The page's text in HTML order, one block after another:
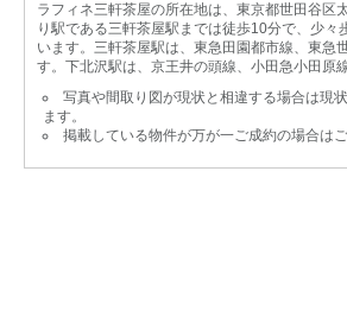
ラフィネ三軒茶屋の所在地は、東京都世田谷区
り駅である三軒茶屋駅までは徒歩10分で、少々
います。三軒茶屋駅は、東急田園都市線、東急
す。下北沢駅は、京王井の頭線、小田急小田原
写真や間取り図が現状と相違する場合は現
ます。
掲載している物件が万が一ご成約の場合はご